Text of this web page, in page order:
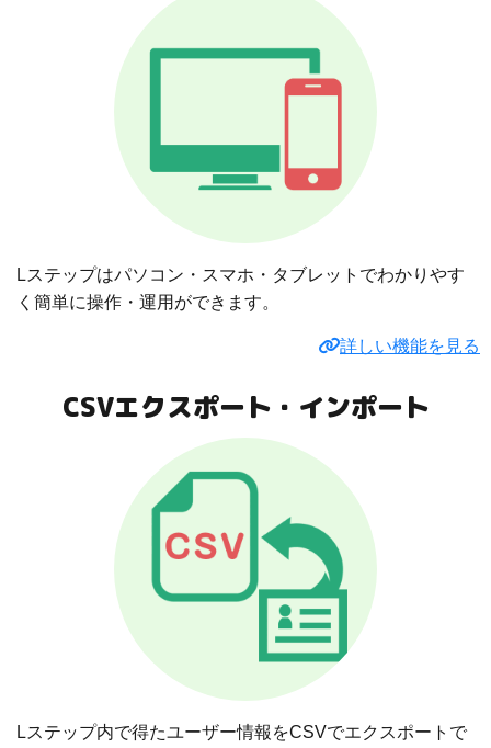
Lステップはパソコン・スマホ・タブレットでわかりやす
く簡単に操作・運用ができます。
詳しい機能を見る
CSVエクスポート・インポート
Lステップ内で得たユーザー情報をCSVでエクスポートで